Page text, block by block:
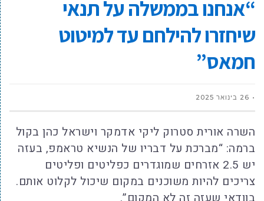
“אנחנו בממשלה על תנאי
שיחזרו להילחם עד למיטוט
חמאס”
26 בינואר 2025
השרה אורית סטרוק ליקי אדמקר וישראל כהן בקול
ברמה: “מברכת על דבריו של הנשיא טראמפ, בעזה
יש 2.5 אזרחים שמוגדרים כפליטים ופליטים
צריכים להיות משוכנים במקום שיכול לקלוט אותם.